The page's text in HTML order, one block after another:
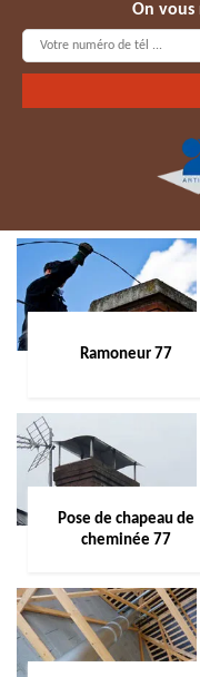
On
Ramoneur 77
Pose de chapeau de
cheminée 77